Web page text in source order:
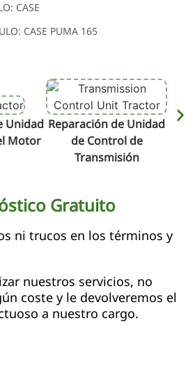
CASE
CASE PUMA 165
Unidad
Motor
Reparación de Unidad
de Control de
Transmisión
Gratuito
ni trucos en los términos y
nuestros servicios, no
coste y le devolveremos el
a nuestro cargo.